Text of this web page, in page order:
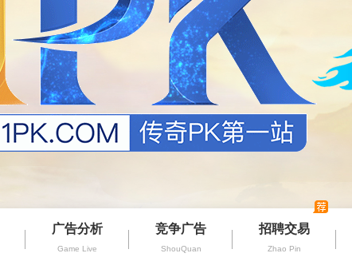
广告分析
Game Live
竞争广告
ShouQuan
招聘交易
Zhao Pin